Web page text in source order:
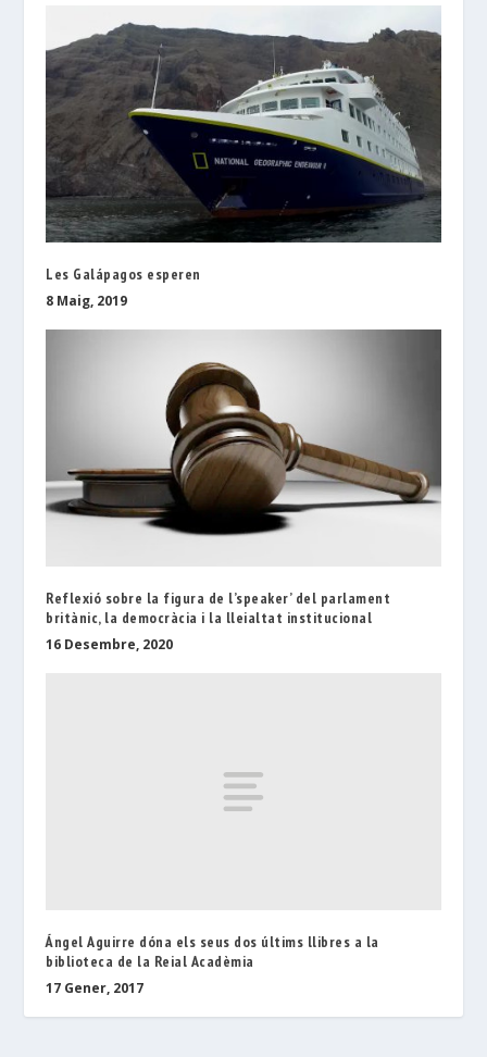
Les Galápagos esperen
8 Maig, 2019
Reflexió sobre la figura de l’speaker’ del parlament
britànic, la democràcia i la lleialtat institucional
16 Desembre, 2020
Ángel Aguirre dóna els seus dos últims llibres a la
biblioteca de la Reial Acadèmia
17 Gener, 2017